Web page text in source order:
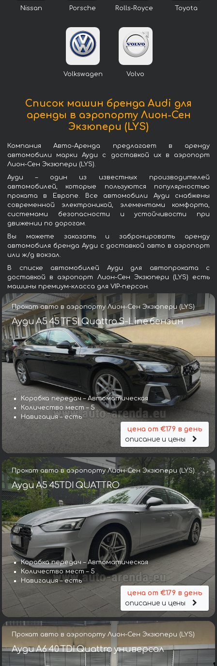
Nissan Porsche Rolls-Royce Toyota
Volkswagen Volvo
Список машин бренда Audi для
аренды в аэропорту Лион-Сен
Экзюпери (LYS)
Компания Авто-Аренда предлагает в аренду
автомобили марки Ауди с доставкой их в аэропорт
Лион-Сен Экзюпери (LYS).
Ауди – один из известных производителей
автомобилей, которые пользуются популярностью
проката в Европе. Все автомобили Ауди снабжены
современной электроникой, элементами комфорта,
системами безопасности и устойчивости при
движении по дорогам.
Вы можете заказать и забронировать аренду
автомобиля бренда Ауди с доставкой авто в аэропорт
или ж/д вокзал.
В списке автомобилей Ауди для автопроката с
доставкой в аэропорт Лион-Сен Экзюпери (LYS) есть
машины премиум-класса для VIP-персон.
Прокат авто в аэропорту Лион-Сен Экзюпери (LYS)
Ауди A5 45 TFSI Quattro S-Line бензин
Коробка передач – Автоматическая
Количество мест – 5
Навигация – есть
цена от €179 в день
описание и цены
Прокат авто в аэропорту Лион-Сен Экзюпери (LYS)
Ауди A5 45TDI QUATTRO
Коробка передач – Автоматическая
Количество мест – 5
Навигация – есть
цена от €179 в день
описание и цены
Прокат авто в аэропорту Лион-Сен Экзюпери (LYS)
Ауди A6 40 TDI Quattro универсал